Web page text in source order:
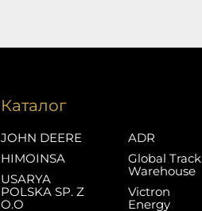
Каталог
JOHN DEERE
HIMOINSA
USARYA
POLSKA SP. Z
O.O
ADR
Global Track
Warehouse
Victron
Energy